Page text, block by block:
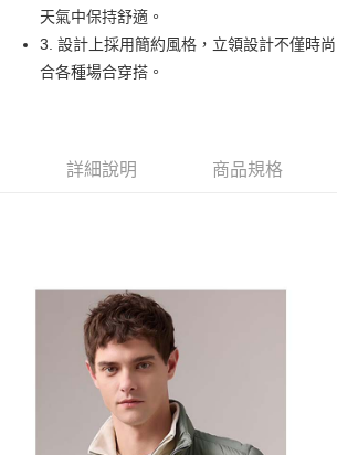
【大哥付你分期使用說明】
1.本服務由台灣大哥大提供，台灣大哥大用戶可立即
2.付款方式選擇「大哥付你分期」，訂單成立後會自
流程，驗證手機門號後，選擇欲分期的期數、繳款截
法說明評估內容。
【注意事項】
1.本服務係由「台灣大哥大股份有限公司」（以下簡
用戶於交易時，得透過本服務購買商品或服務，並由
買賣價金債權讓與本公司後，依約使用本公司帳單繳
2.基於同意付款使用「大哥付你分期」之契約關係目
資料（包含姓名、電話或地址）提供予台灣大哥大進
由本公司與您本人進行分期帳單所需資料之確認、核
3.完整用戶服務條款，請詳閱以下連結：
AFTEE先享後付
相關說明
【關於「AFTEE先享後付」】
２．便利：只要手機號碼，簡訊認證，即可結帳。
３．安心：先確認商品／服務後，再付款。
３．收到繳費通知簡訊後14天內，點擊此簡訊中的連
ATM／網路銀行／等多元方式進行付款，方視為交易
※ 請注意：結帳手續完成當下不需立刻繳費，但若您
購買商品的店家。未經商家同意取消之訂單仍視為有
後付繳納相關費用。
※ 交易是否成功請以「AFTEE先享後付 」之結帳頁
是否繳費成功／繳費後需取消欲退款等相關疑問，請
客戶支援中心」
https://
萊爾富取貨付款
付款後萊爾富取貨
天氣中保持舒適。
3. 設計上採用簡約風格，立領設計不僅時
合各種場合穿搭。
詳細說明 商品規格